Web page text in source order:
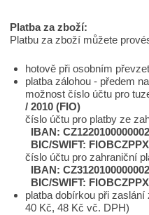
Platba za zboží:
Platbu za zboží můžete
hotově při osobním
platba zálohou - předem
možnost číslo účtu pro
/ 2010 (FIO)
číslo účtu pro platby ze
IBAN:
BIC/SWIFT:
číslo účtu pro zahraniční
IBAN:
BIC/SWIFT:
platba dobírkou při
40 Kč, 48 Kč vč. DPH)